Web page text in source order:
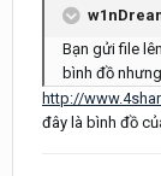
Bạn gửi file
bình đồ
http://
đây là bình đồ